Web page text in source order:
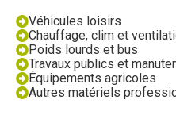
Véhicules loisirs
Chauffage, clim et
Poids lourds et bus
Travaux publics et
Équipements agricoles
Autres matériels